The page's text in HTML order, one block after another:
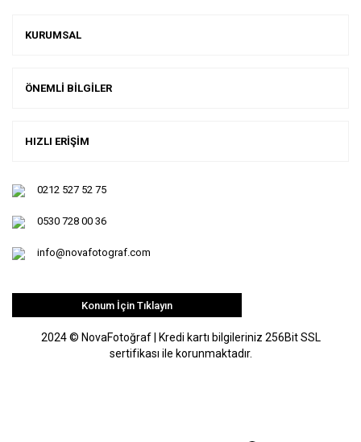
KURUMSAL
ÖNEMLİ BİLGİLER
HIZLI ERİŞİM
0212 527 52 75
0530 728 00 36
info@novafotograf.com
Konum İçin Tıklayın
2024 © NovaFotoğraf | Kredi kartı bilgileriniz 256Bit SSL
sertifikası ile korunmaktadır.